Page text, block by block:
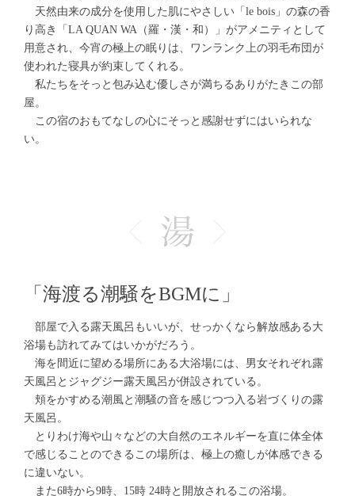
天然由来の成分を使用した肌にやさしい「le bois」の森の香
り高き「LA QUAN WA（羅・漢・和）」がアメニティとして
用意され、今宵の極上の眠りは、ワンランク上の羽毛布団が
使われた寝具が約束してくれる。
私たちをそっと包み込む優しさが満ちるありがたきこの部
屋。
この宿のおもてなしの心にそっと感謝せずにはいられな
い。
「海渡る潮騒をBGMに」
部屋で入る露天風呂もいいが、せっかくなら解放感ある大
浴場も訪れてみてはいかがだろう。
海を間近に望める場所にある大浴場には、男女それぞれ露
天風呂とジャグジー露天風呂が併設されている。
頬をかすめる潮風と潮騒の音を感じつつ入る岩づくりの露
天風呂。
とりわけ海や山々などの大自然のエネルギーを直に体全体
で感じることのできるこの場所は、極上の癒しが体感できる
に違いない。
また6時から9時、15時 24時と開放されるこの浴場。